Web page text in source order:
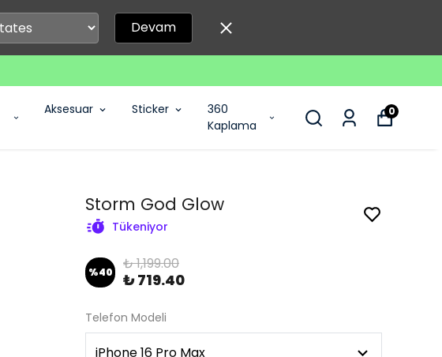
Devam
Aksesuar Sticker
360
Kaplama
0
Storm God Glow
Tükeniyor
%40 ₺ 1,199.00
₺ 719.40
Telefon Modeli